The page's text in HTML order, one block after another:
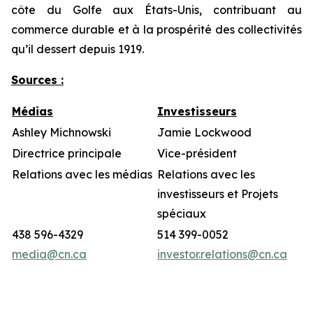
côte du Golfe aux États-Unis, contribuant au
commerce durable et à la prospérité des collectivités
qu’il dessert depuis 1919.
Sources :
Médias
Investisseurs
Ashley Michnowski
Jamie Lockwood
Directrice principale
Vice-président
Relations avec les médias Relations avec les
investisseurs et Projets
spéciaux
438 596-4329
media@cn.ca
514 399-0052
investor.relations@cn.ca